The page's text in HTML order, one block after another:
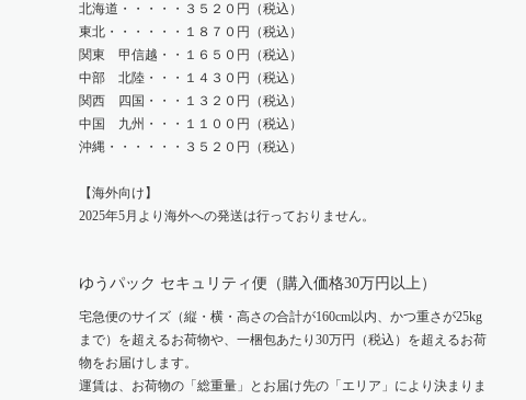
北海道・・・・・３５２０円（税込）
東北・・・・・・１８７０円（税込）
関東 甲信越・・１６５０円（税込）
中部 北陸・・・１４３０円（税込）
関西 四国・・・１３２０円（税込）
中国 九州・・・１１００円（税込）
沖縄・・・・・・３５２０円（税込）
【海外向け】
2025年5月より海外への発送は行っておりません。
ゆうパック セキュリティ便（購入価格30万円以上）
宅急便のサイズ（縦・横・高さの合計が160cm以内、かつ重さが25kg
まで）を超えるお荷物や、一梱包あたり30万円（税込）を超えるお荷
物をお届けします。
運賃は、お荷物の「総重量」とお届け先の「エリア」により決まりま